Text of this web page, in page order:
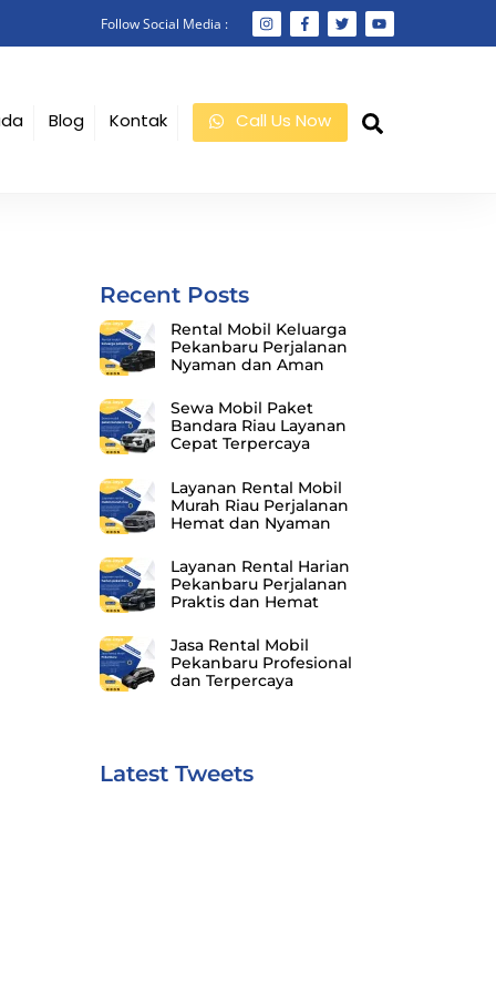
Follow Social Media :
Blog Kontak Call Us Now
Recent Posts
Rental Mobil Keluarga
Pekanbaru Perjalanan
Nyaman dan Aman
Sewa Mobil Paket
Bandara Riau Layanan
Cepat Terpercaya
Layanan Rental Mobil
Murah Riau Perjalanan
Hemat dan Nyaman
Layanan Rental Harian
Pekanbaru Perjalanan
Praktis dan Hemat
Jasa Rental Mobil
Pekanbaru Profesional
dan Terpercaya
Latest Tweets